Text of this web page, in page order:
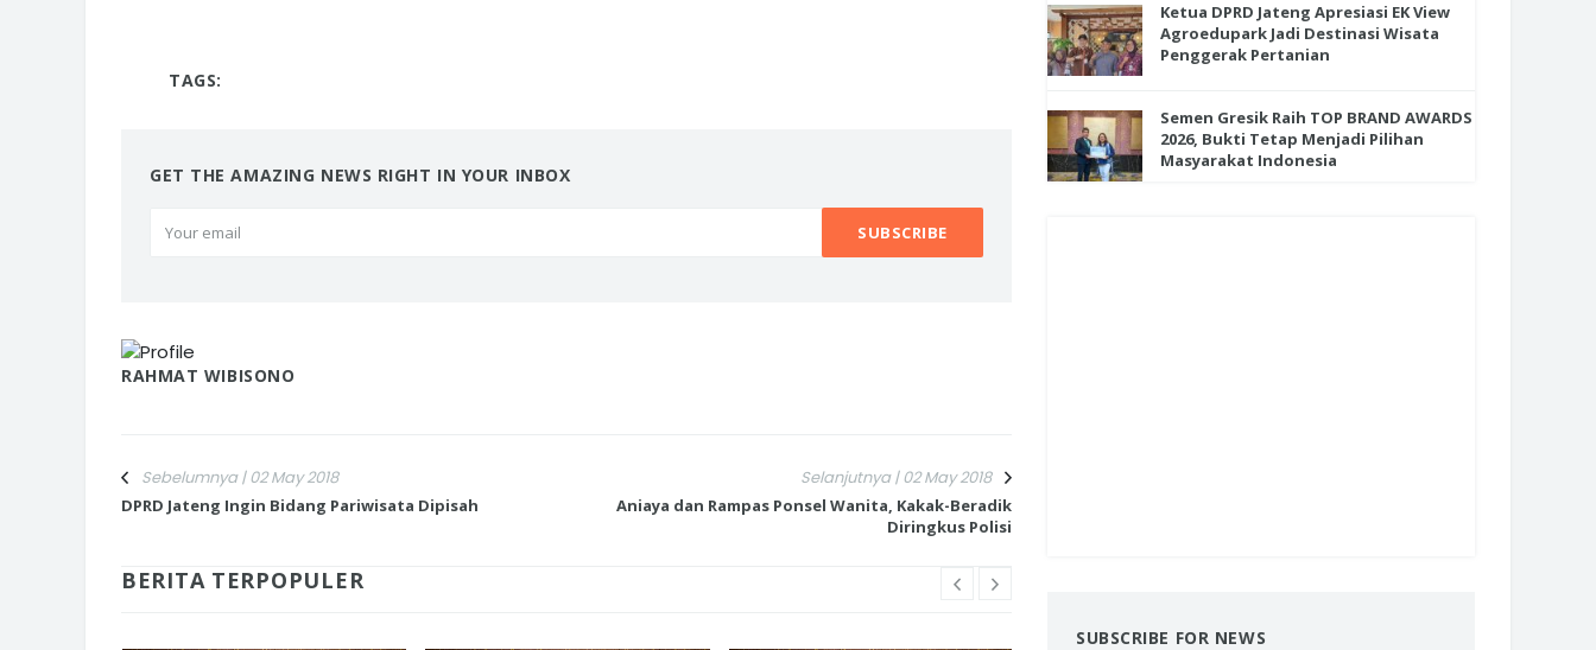
TAGS:
GET THE AMAZING NEWS RIGHT IN YOUR INBOX
RAHMAT WIBISONO
Sebelumnya | 02 May 2018
DPRD Jateng Ingin Bidang Pariwisata Dipisah
Selanjutnya | 02 May 2018
Aniaya dan Rampas Ponsel Wanita, Kakak-Beradik
Diringkus Polisi
BERITA TERPOPULER
Ketua DPRD Jateng Apresiasi EK View
Agroedupark Jadi Destinasi Wisata
Penggerak Pertanian
Semen Gresik Raih TOP BRAND AWARDS
2026, Bukti Tetap Menjadi Pilihan
Masyarakat Indonesia
SUBSCRIBE FOR NEWS